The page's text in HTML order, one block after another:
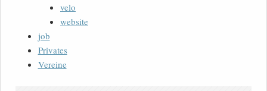
velo
website
job
Privates
Vereine